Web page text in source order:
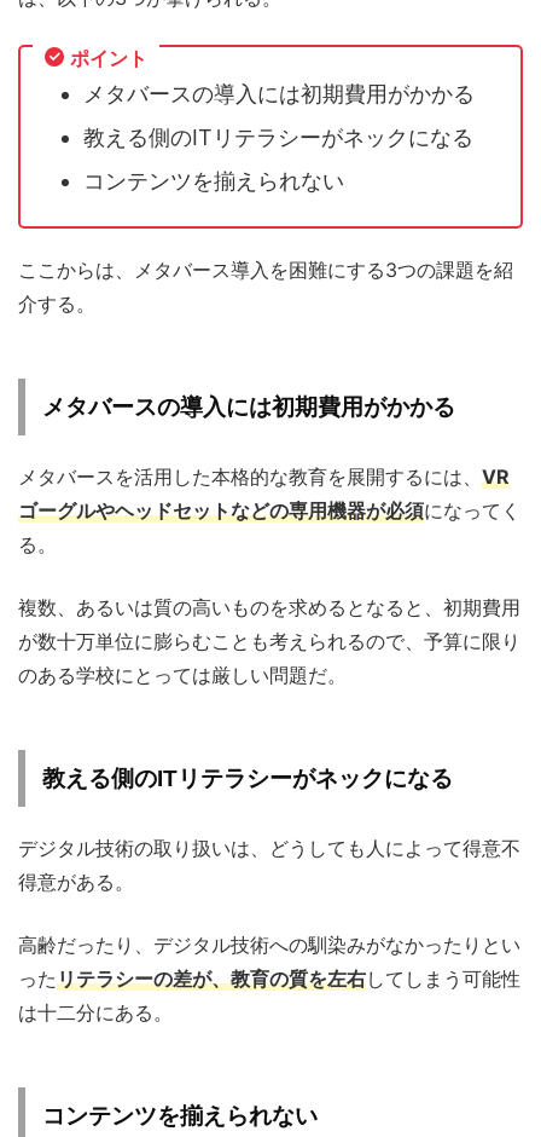
ポイント
メタバースの導入には初期費用がかかる
教える側のITリテラシーがネックになる
コンテンツを揃えられない
ここからは、メタバース導入を困難にする3つの課題を紹
介する。
メタバースの導入には初期費用がかかる
メタバースを活用した本格的な教育を展開するには、 VR
ゴーグルやヘッドセットなどの専用機器が必須になってく
る。
複数、あるいは質の高いものを求めるとなると、初期費用
が数十万単位に膨らむことも考えられるので、予算に限り
のある学校にとっては厳しい問題だ。
教える側のITリテラシーがネックになる
デジタル技術の取り扱いは、どうしても人によって得意不
得意がある。
高齢だったり、デジタル技術への馴染みがなかったりとい
ったリテラシーの差が、教育の質を左右してしまう可能性
は十二分にある。
コンテンツを揃えられない